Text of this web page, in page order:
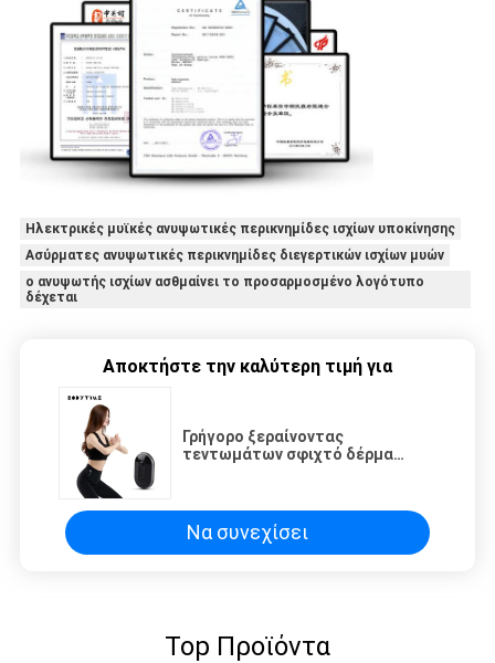
Ηλεκτρικές μυϊκές ανυψωτικές περικνημίδες ισχίων υποκίνησης
Ασύρματες ανυψωτικές περικνημίδες διεγερτικών ισχίων μυών
ο ανυψωτής ισχίων ασθμαίνει το προσαρμοσμένο λογότυπο
δέχεται
Αποκτήστε την καλύτερη τιμή για
Γρήγορο ξεραίνοντας
τεντωμάτων σφιχτό δέρμα
Να συνεχίσει
Top Προϊόντα